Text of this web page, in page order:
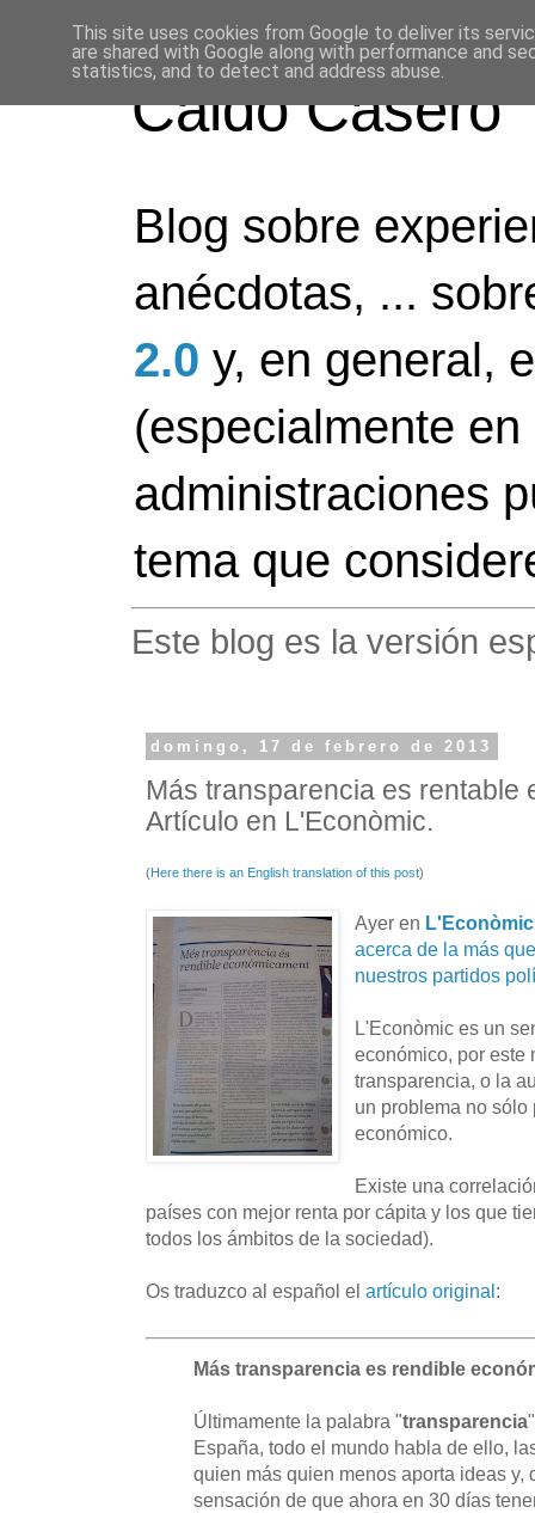
Caldo Casero
Blog sobre
anécdotas, ...
2.0 y, en general,
(especialmente
administraciones
tema que
Este blog es la versión
domingo, 17 de febrero de 2013
Más transparencia es rentable
Artículo en L'Econòmic.
(Here there is an English translation of this post)
Ayer en L'Econòmic
acerca de la más
nuestros partidos
L'Econòmic es un
económico, por este
transparencia, o la
un problema no
económico.
Existe una
países con mejor renta por cápita y los que
todos los ámbitos de la sociedad).
Os traduzco al español el artículo original:
Más transparencia es rendible
Últimamente la palabra "transparencia
España, todo el mundo habla de ello,
quien más quien menos aporta ideas y,
sensación de que ahora en 30 días
This site uses cookies from Google to deliver its
are shared with Google along with performance and
statistics, and to detect and address abuse.